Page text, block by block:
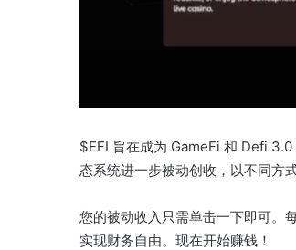
$EFI 旨在成为 GameFi 和 Defi
态系统进一步被动创收，以不同方
您的被动收入只需单击一下即可。
实现财务自由。 现在开始赚钱！